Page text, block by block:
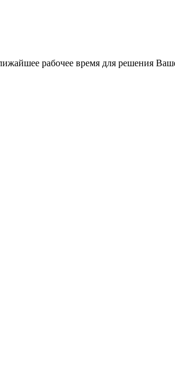
рабочее время для решения